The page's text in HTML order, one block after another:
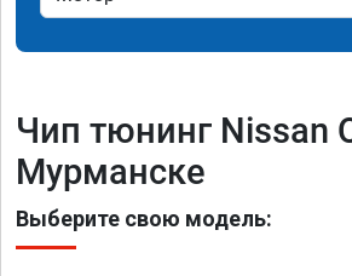
Чип тюнинг Nissan
Мурманске
Выберите свою модель: